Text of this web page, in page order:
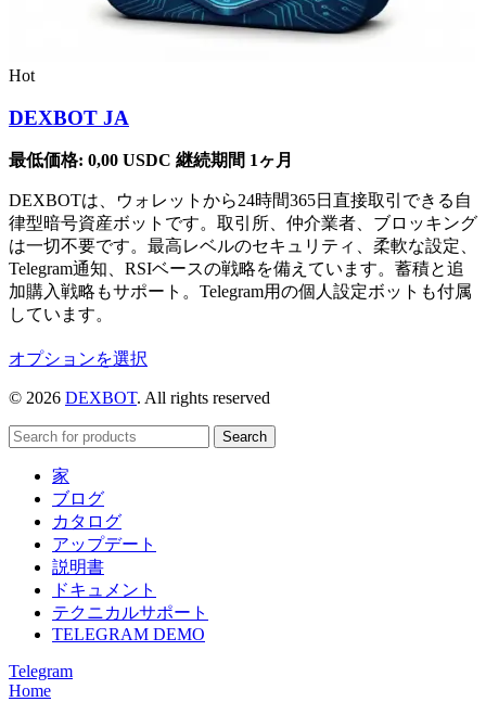
Hot
DEXBOT JA
最低価格: 0,00 USDC 継続期間 1ヶ月
DEXBOTは、ウォレットから24時間365日直接取引できる自
律型暗号資産ボットです。取引所、仲介業者、ブロッキング
は一切不要です。最高レベルのセキュリティ、柔軟な設定、
Telegram通知、RSIベースの戦略を備えています。蓄積と追
加購入戦略もサポート。Telegram用の個人設定ボットも付属
しています。
オプションを選択
商
品
に
の
リ
エ
ー
© 2026 DEXBOT. All rights reserved
Search
家
ブログ
カタログ
アップデート
説明書
ドキュメント
テクニカルサポート
TELEGRAM DEMO
Telegram
Home